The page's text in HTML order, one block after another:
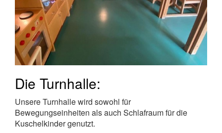
Die Turnhalle:
Unsere Turnhalle wird sowohl für
Bewegungseinheiten als auch Schlafraum für die
Kuschelkinder genutzt.